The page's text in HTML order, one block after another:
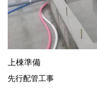
上棟準備
先行配管工事